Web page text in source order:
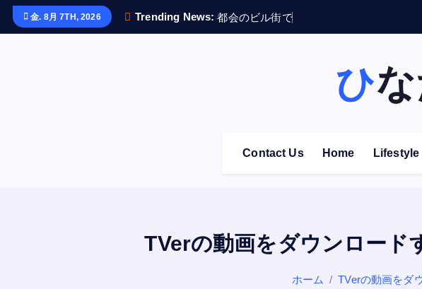
金. 8月 7TH, 2026 Trending News: 都会のビル街でも
ひ
Contact Us Home Lifestyle
TVerの動画をダウンロード
ホーム TVerの動画をダ